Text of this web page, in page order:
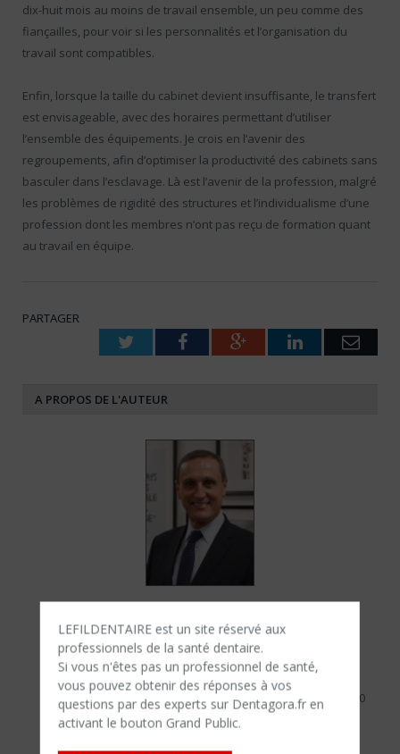
LEFILDENTAIRE est un site réservé aux
professionnels de la santé dentaire.
Si vous n'êtes​ pas un professionnel de santé,
vous pouvez obtenir des réponses à vos
questions par des experts sur Dentagora.fr en
activant le bouton Grand Public.
dix-huit mois au moins de travail ensemble, un peu comme des
fiançailles, pour voir si les personnalités et l’organisation du
travail sont compatibles.
Enfin, lorsque la taille du cabinet devient insuffisante, le transfert
est envisageable, avec des horaires permettant d’utiliser
l’ensemble des équipements. Je crois en l’avenir des
regroupements, afin d’optimiser la productivité des cabinets sans
basculer dans l’esclavage. Là est l’avenir de la profession, malgré
les problèmes de rigidité des structures et l’individualisme d’une
profession dont les membres n’ont pas reçu de formation quant
au travail en équipe.
PARTAGER
TwitterFacebookGoogle+LinkedIn
A PROPOS DE L'AUTEUR
Fondateur de la Binhas Global Dental School
Adresse : 183 Avenue Charles de Gaulle, 92200
Neuilly-sur-Seine, France